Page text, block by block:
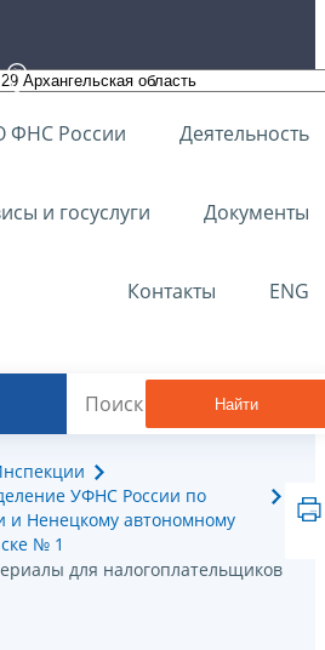
ФНС России Деятельность
и госуслуги Документы
Контакты ENG
Найти
УФНС России по
и Ненецкому автономному
№ 1
для налогоплательщиков